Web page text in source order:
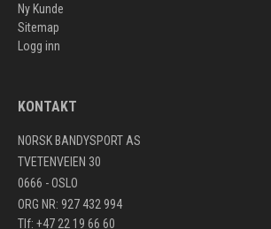
Ny Kunde
Sitemap
Logg inn
KONTAKT
NORSK BANDYSPORT AS
TVETENVEIEN 30
0666 - OSLO
ORG NR: 927 432 994
Tlf: +47 22 19 66 60